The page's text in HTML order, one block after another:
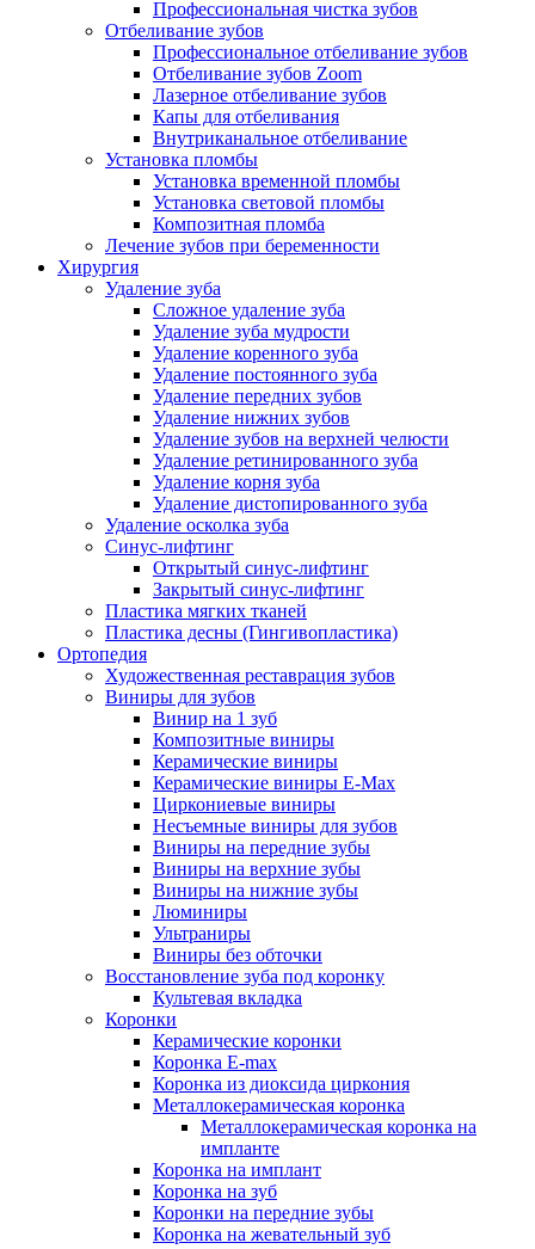
Профессиональная чистка зубов
Отбеливание зубов
Профессиональное отбеливание зубов
Отбеливание зубов Zoom
Лазерное отбеливание зубов
Капы для отбеливания
Внутриканальное отбеливание
Установка пломбы
Установка временной пломбы
Установка световой пломбы
Композитная пломба
Лечение зубов при беременности
Хирургия
Удаление зуба
Сложное удаление зуба
Удаление зуба мудрости
Удаление коренного зуба
Удаление постоянного зуба
Удаление передних зубов
Удаление нижних зубов
Удаление зубов на верхней челюсти
Удаление ретинированного зуба
Удаление корня зуба
Удаление дистопированного зуба
Удаление осколка зуба
Синус-лифтинг
Открытый синус-лифтинг
Закрытый синус-лифтинг
Пластика мягких тканей
Пластика десны (Гингивопластика)
Ортопедия
Художественная реставрация зубов
Виниры для зубов
Винир на 1 зуб
Композитные виниры
Керамические виниры
Керамические виниры E-Max
Циркониевые виниры
Несъемные виниры для зубов
Виниры на передние зубы
Виниры на верхние зубы
Виниры на нижние зубы
Люминиры
Ультраниры
Виниры без обточки
Восстановление зуба под коронку
Культевая вкладка
Коронки
Керамические коронки
Коронка Е-max
Коронка из диоксида циркония
Металлокерамическая коронка
Металлокерамическая коронка на
импланте
Коронка на имплант
Коронка на зуб
Коронки на передние зубы
Коронка на жевательный зуб